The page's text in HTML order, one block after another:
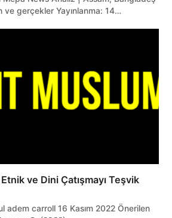
ve gerçekler Yayınlanma: 14…
ve Dini Çatışmayı Teşvik
adem carroll 16 Kasım 2022 Önerilen